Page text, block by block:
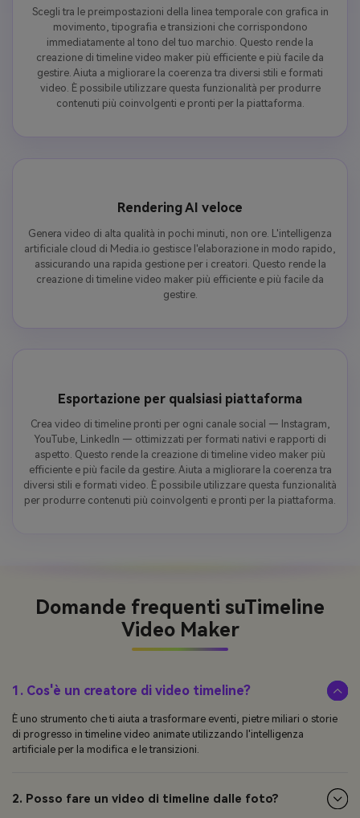
Scegli tra le preimpostazioni della linea temporale con grafica in
movimento, tipografia e transizioni che corrispondono
immediatamente al tono del tuo marchio. Questo rende la
creazione di timeline video maker più efficiente e più facile da
gestire. Aiuta a migliorare la coerenza tra diversi stili e formati
video. È possibile utilizzare questa funzionalità per produrre
contenuti più coinvolgenti e pronti per la piattaforma.
Rendering AI veloce
Genera video di alta qualità in pochi minuti, non ore. L'intelligenza
artificiale cloud di Media.io gestisce l'elaborazione in modo rapido,
assicurando una rapida gestione per i creatori. Questo rende la
creazione di timeline video maker più efficiente e più facile da
gestire.
Esportazione per qualsiasi piattaforma
Crea video di timeline pronti per ogni canale social — Instagram,
YouTube, LinkedIn — ottimizzati per formati nativi e rapporti di
aspetto. Questo rende la creazione di timeline video maker più
efficiente e più facile da gestire. Aiuta a migliorare la coerenza tra
diversi stili e formati video. È possibile utilizzare questa funzionalità
per produrre contenuti più coinvolgenti e pronti per la piattaforma.
Domande frequenti suTimeline
Video Maker
1. Cos'è un creatore di video timeline?
È uno strumento che ti aiuta a trasformare eventi, pietre miliari o storie
di progresso in timeline video animate utilizzando l'intelligenza
artificiale per la modifica e le transizioni.
2. Posso fare un video di timeline dalle foto?